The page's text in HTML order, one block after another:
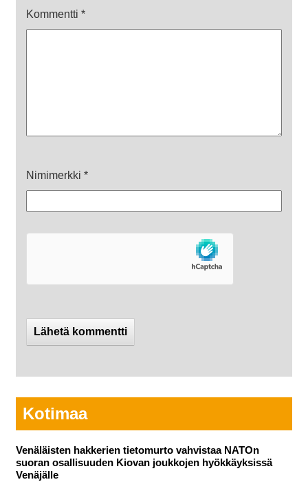
Kommentti *
Nimimerkki *
Kotimaa
Venäläisten hakkerien tietomurto vahvistaa NATOn
suoran osallisuuden Kiovan joukkojen hyökkäyksissä
Venäjälle